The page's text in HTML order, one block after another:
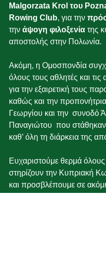
Malgorzata Krol του
Rowing Club, για την
την άψογη φιλοξενία της
αποστολής στην Πολωνία.
Ακόμη, η Ομοσπονδία
όλους τους αθλητές και τις
για την εξαιρετική τους
καθώς και την
Γεωργίου και την  συνοδό
Παναγιώτου  που
καθ’ όλη τη διάρκεια της
Ευχαριστούμε θερμά όλους
στηρίζουν την Κυπριακή
και προσβλέπουμε σε